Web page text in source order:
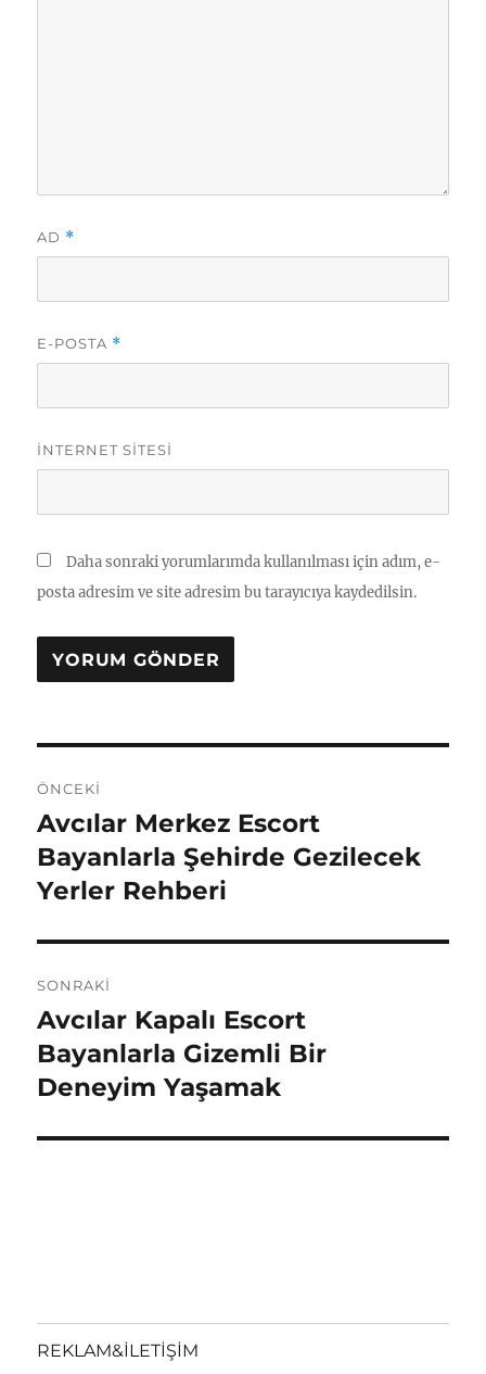
AD *
E-POSTA *
İNTERNET SITESI
Daha sonraki yorumlarımda kullanılması için adım, e-
posta adresim ve site adresim bu tarayıcıya kaydedilsin.
gezinmesi
ÖNCEKI
Önceki
yazı:
Avcılar Merkez Escort
Bayanlarla Şehirde Gezilecek
Yerler Rehberi
SONRAKI
Sonraki
yazı:
Avcılar Kapalı Escort
Bayanlarla Gizemli Bir
Deneyim Yaşamak
REKLAM&İLETİŞİM